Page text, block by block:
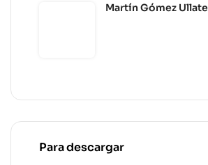
Martín Gómez Ullate
Para descargar